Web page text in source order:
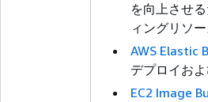
を向上させ
ィングリソ
AWS Elastic
デプロイお
EC2 Image